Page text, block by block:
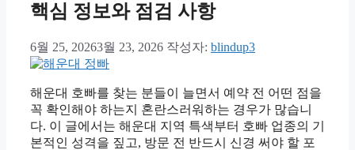
핵심 정보와 점검 사항
6월 25, 20263월 23, 2026 작성자: blindup3
해운대 호빠를 찾는 분들이 늘면서 예약 전 어떤 점을
꼭 확인해야 하는지 혼란스러워하는 경우가 많습니
다. 이 글에서는 해운대 지역 특색부터 호빠 업종의 기
본적인 성격을 짚고, 방문 전 반드시 신경 써야 할 포